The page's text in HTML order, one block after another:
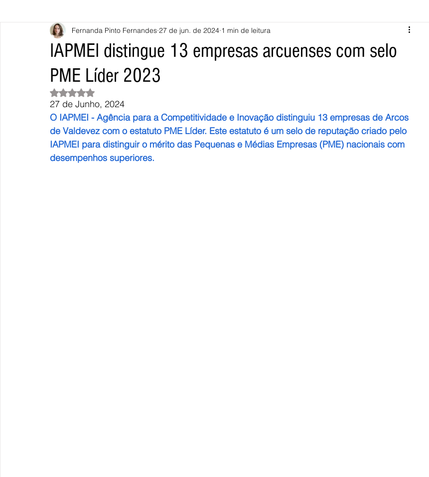
Vila Nova de Cerveira Monção Valença Melgaço
Terras de Bouro Póvoa de Lanhoso Vieira do Minho
IAPMEI distingue 13 empresas arcuenses com selo
PME Líder 2023
Fernanda Pinto Fernandes 27 de jun. de 2024 1 min de leitura
Avaliado com NaN de 5 estrelas.
27 de Junho, 2024
O IAPMEI - Agência para a Competitividade e Inovação distinguiu 13 empresas de Arcos
de Valdevez com o estatuto PME Líder. Este estatuto é um selo de reputação criado pelo
IAPMEI para distinguir o mérito das Pequenas e Médias Empresas (PME) nacionais com
desempenhos superiores.